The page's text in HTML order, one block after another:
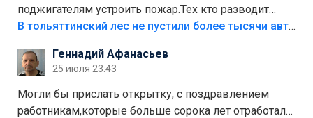
поджигателям устроить пожар.Тех кто разводит
костры,тех надо безбожно штрафовать.Камер полно
Штрафы мизерные.
В тольяттинский лес не пустили более тысячи автомобилей
Геннадий Афанасьев
25 июля 23:43
Могли бы прислать открытку, с поздравлением
работникам,которые больше сорока лет отработали